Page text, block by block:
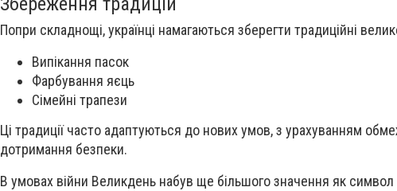
Попри складнощі, українці намагаються зберегти традиційні
Випікання пасок
Фарбування яєць
Сімейні трапези
Ці традиції часто адаптуються до нових умов, з урахуванням
дотримання безпеки.
В умовах війни Великдень набув ще більшого значення як символ